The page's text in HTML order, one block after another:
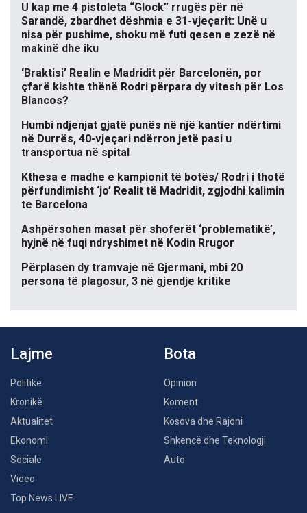
U kap me 4 pistoleta “Glock” rrugës për në
Sarandë, zbardhet dëshmia e 31-vjeçarit: Unë u
nisa për pushime, shoku më futi qesen e zezë në
makinë dhe iku
‘Braktisi’ Realin e Madridit për Barcelonën, por
çfarë kishte thënë Rodri përpara dy vitesh për Los
Blancos?
Humbi ndjenjat gjatë punës në një kantier ndërtimi
në Durrës, 40-vjeçari ndërron jetë pasi u
transportua në spital
Kthesa e madhe e kampionit të botës/ Rodri i thotë
përfundimisht ‘jo’ Realit të Madridit, zgjodhi kalimin
te Barcelona
Ashpërsohen masat për shoferët ‘problematikë’,
hyjnë në fuqi ndryshimet në Kodin Rrugor
Përplasen dy tramvaje në Gjermani, mbi 20
persona të plagosur, 3 në gjendje kritike
Lajme
Politikë
Kronikë
Aktualitet
Ekonomi
Sociale
Video
Top News LIVE
Bota
Opinion
Koment
Kosova dhe Rajoni
Shkencë dhe Teknologji
Auto